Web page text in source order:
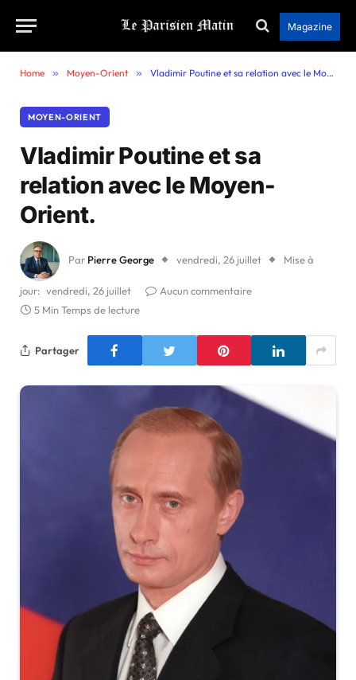
Magazine
Home » Moyen-Orient » Vladimir Poutine et sa relation avec le Moyen-Orient.
MOYEN-ORIENT
Vladimir Poutine et sa
relation avec le Moyen-
Orient.
Par Pierre George vendredi, 26 juillet Mise à
jour: vendredi, 26 juillet
Aucun commentaire
5 Min Temps de lecture
Partager